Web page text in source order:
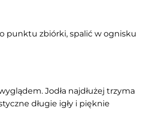
punktu zbiórki, spalić w ognisku
Jodła najdłużej trzyma
długie igły i pięknie